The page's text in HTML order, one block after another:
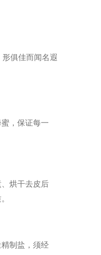
俱佳而闻名遐
，保证每一
烘干去皮后
制盐，须经